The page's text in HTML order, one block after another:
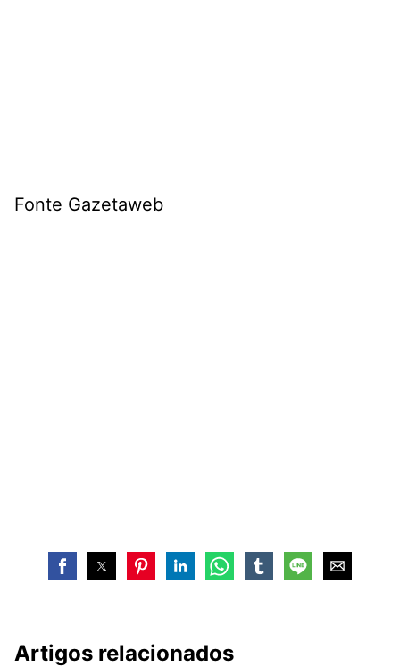
Fonte Gazetaweb
Artigos relacionados